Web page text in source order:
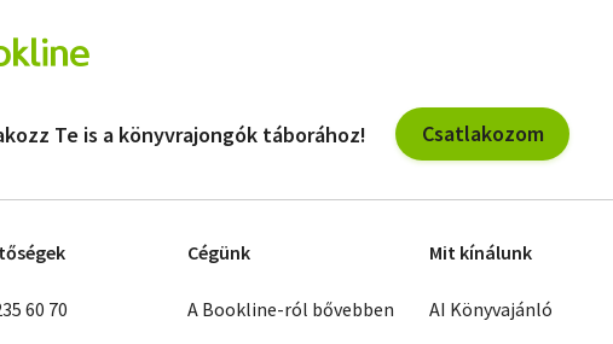
Te is a könyvrajongók táborához! Csatlakozom
60 70
Cégünk
A Bookline-ról bővebben
Mit kínálunk
AI Könyvajánló